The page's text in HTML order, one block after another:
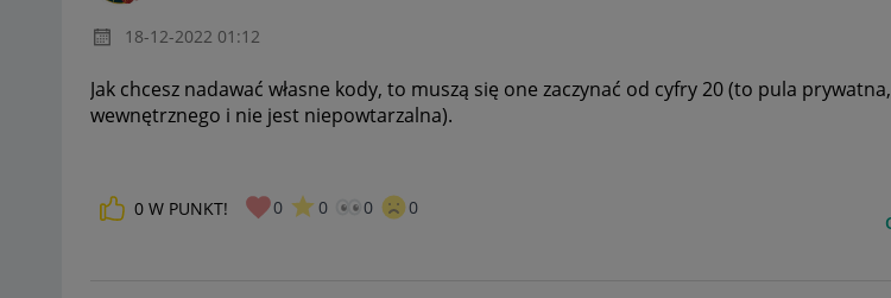
‎18-12-2022 01:12
Jak chcesz nadawać własne kody, to muszą się one zaczynać od cyfry 20 (to pula
wewnętrznego i nie jest niepowtarzalna).
0 W PUNKT! 0 0 0 0